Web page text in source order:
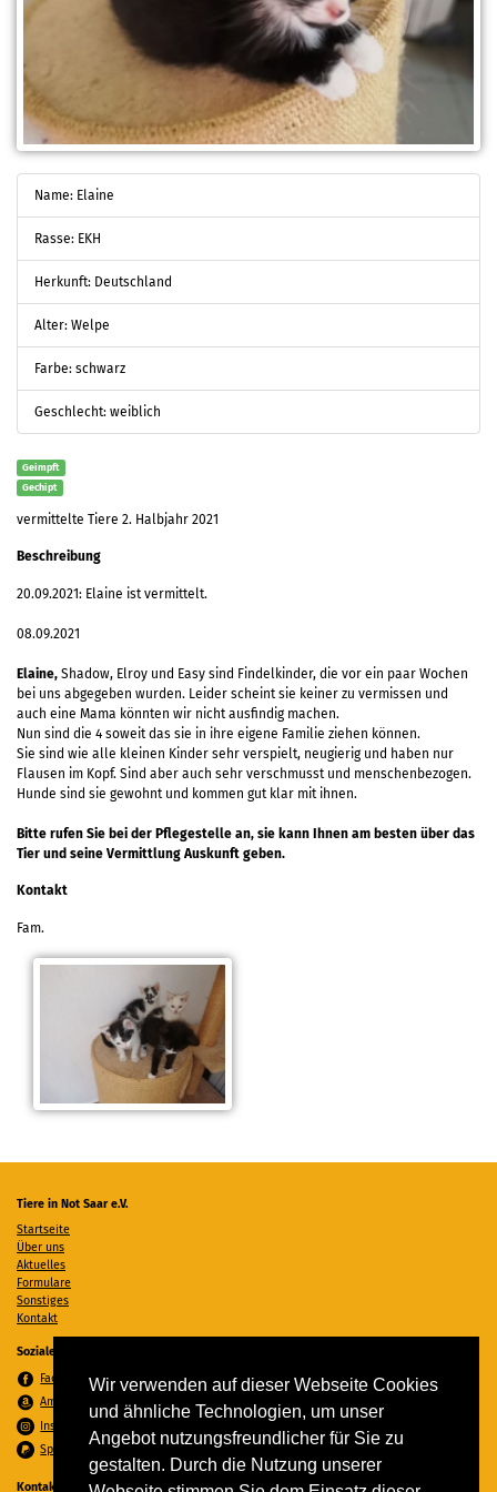
Wir verwenden auf dieser Webseite Cookies
und ähnliche Technologien, um unser
Angebot nutzungsfreundlicher für Sie zu
gestalten. Durch die Nutzung unserer
Name: Elaine
Rasse: EKH
Herkunft: Deutschland
Alter: Welpe
Farbe: schwarz
Geschlecht: weiblich
Geimpft
Gechipt
vermittelte Tiere 2. Halbjahr 2021
Beschreibung
20.09.2021: Elaine ist vermittelt.
08.09.2021
Elaine, Shadow, Elroy und Easy sind Findelkinder, die vor ein paar Wochen
bei uns abgegeben wurden. Leider scheint sie keiner zu vermissen und
auch eine Mama könnten wir nicht ausfindig machen.
Nun sind die 4 soweit das sie in ihre eigene Familie ziehen können.
Sie sind wie alle kleinen Kinder sehr verspielt, neugierig und haben nur
Flausen im Kopf. Sind aber auch sehr verschmusst und menschenbezogen.
Hunde sind sie gewohnt und kommen gut klar mit ihnen.
Bitte rufen Sie bei der Pflegestelle an, sie kann Ihnen am besten über das
Tier und seine Vermittlung Auskunft geben.
Kontakt
Fam.
Tiere in Not Saar e.V.
Startseite
Über uns
Aktuelles
Formulare
Sonstiges
Kontakt
Soziale Medien
Facebook
Amazon Wunschzettel
Instagram
Spenden per PayPal
Kontakt